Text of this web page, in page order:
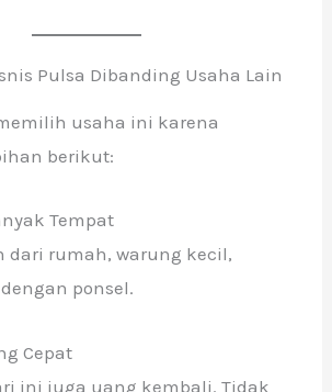
Pulsa Dibanding Usaha Lain
usaha ini karena
berikut:
Tempat
dari rumah, warung kecil,
ponsel.
Cepat
ini juga uang kembali. Tidak